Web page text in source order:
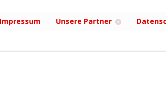
Impressum Unsere Partner